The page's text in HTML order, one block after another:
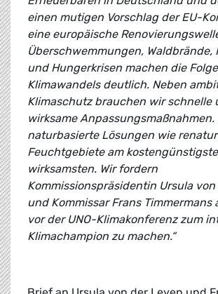
einen mutigen Vorschlag der EU-
eine europäische
Überschwemmungen, Waldbrände,
und Hungerkrisen machen die
Klimawandels deutlich. Neben
Klimaschutz brauchen wir schnelle
wirksame Anpassungsmaßnahmen.
naturbasierte Lösungen wie
Feuchtgebiete am
wirksamsten. Wir fordern
Kommissionspräsidentin Ursula
und Kommissar Frans Timmermans
vor der UNO-Klimakonferenz zum
Klimachampion zu machen.“